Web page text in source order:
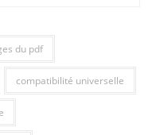
du pdf
compatibilité universelle